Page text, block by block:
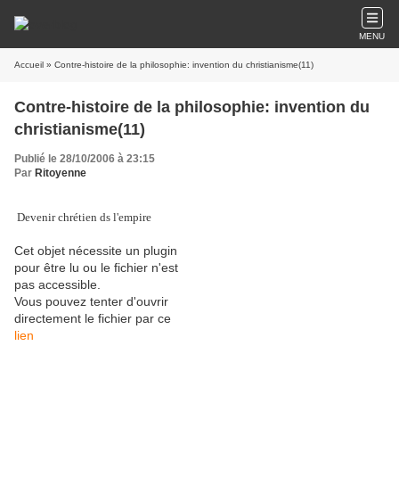
MENU
Accueil » Contre-histoire de la philosophie: invention du christianisme(11)
Contre-histoire de la philosophie: invention du
christianisme(11)
Publié le 28/10/2006 à 23:15
Par Ritoyenne
Devenir chrétien ds l'empire
Cet objet nécessite un plugin
pour être lu ou le fichier n'est
pas accessible.
Vous pouvez tenter d'ouvrir
directement le fichier par ce
lien